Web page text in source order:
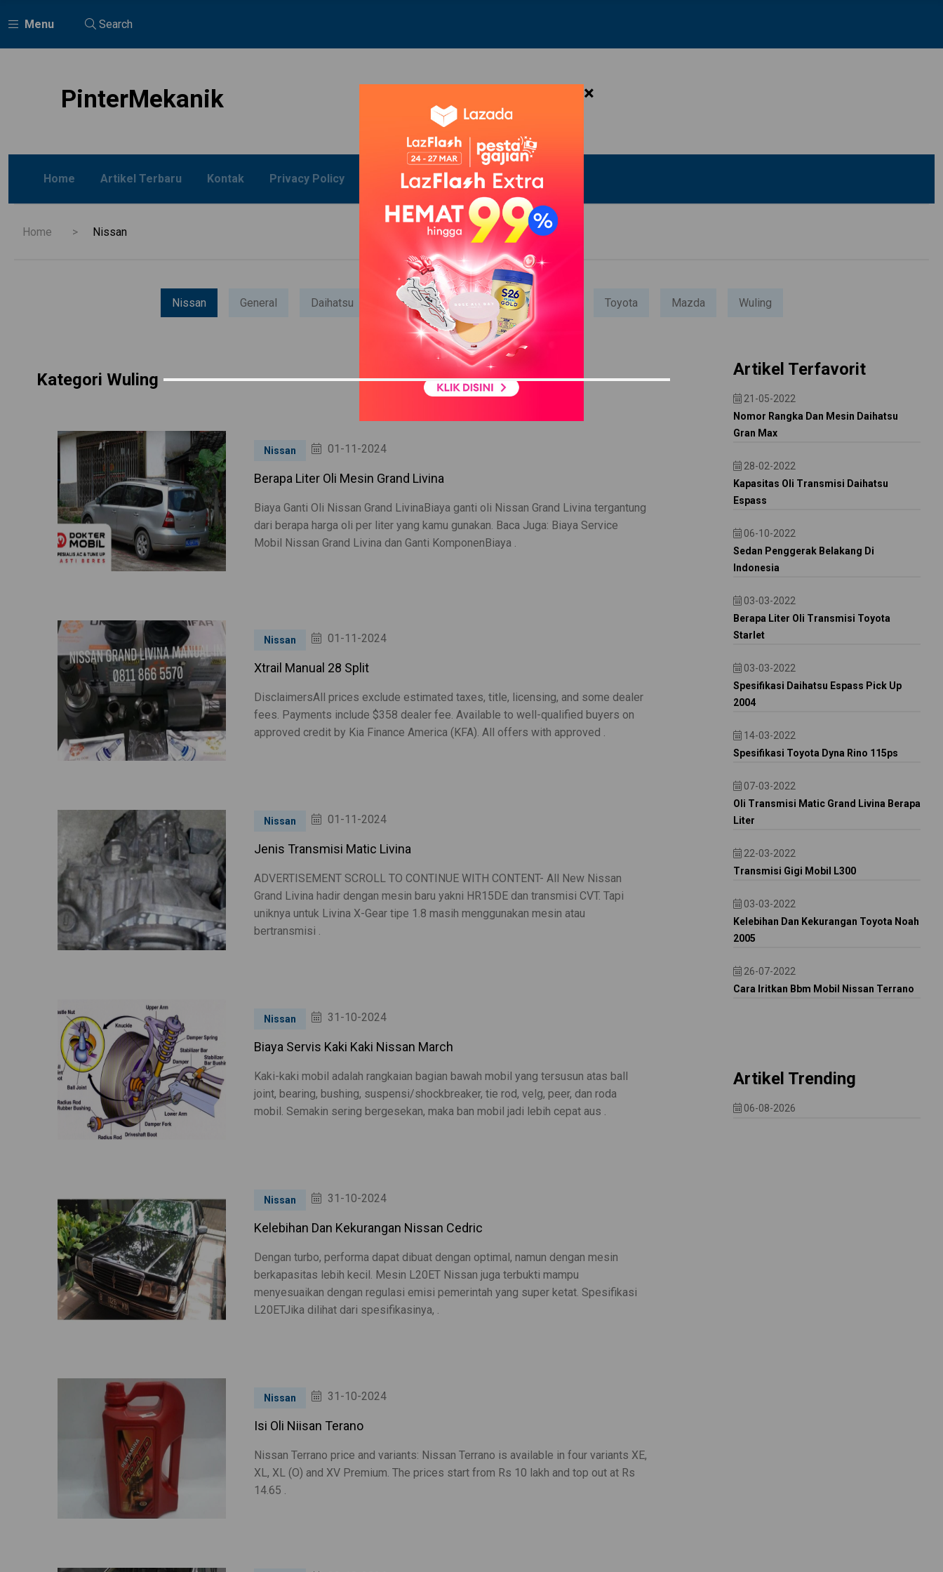
Menu Search
PinterMekanik
Home Artikel Terbaru Kontak Privacy Policy
Home Nissan
Nissan General Daihatsu Mitsubishi Honda Toyota Mazda Wuling
Kategori Wuling
Nissan 01-11-2024
Berapa Liter Oli Mesin Grand Livina
Biaya Ganti Oli Nissan Grand LivinaBiaya ganti oli Nissan Grand Livina tergantung
dari berapa harga oli per liter yang kamu gunakan. Baca Juga: Biaya Service
Mobil Nissan Grand Livina dan Ganti KomponenBiaya .
Nissan 01-11-2024
Xtrail Manual 28 Split
DisclaimersAll prices exclude estimated taxes, title, licensing, and some dealer
fees. Payments include $358 dealer fee. Available to well-qualified buyers on
approved credit by Kia Finance America (KFA). All offers with approved .
Nissan 01-11-2024
Jenis Transmisi Matic Livina
ADVERTISEMENT SCROLL TO CONTINUE WITH CONTENT- All New Nissan
Grand Livina hadir dengan mesin baru yakni HR15DE dan transmisi CVT. Tapi
uniknya untuk Livina X-Gear tipe 1.8 masih menggunakan mesin atau
bertransmisi .
Nissan 31-10-2024
Biaya Servis Kaki Kaki Nissan March
Kaki-kaki mobil adalah rangkaian bagian bawah mobil yang tersusun atas ball
joint, bearing, bushing, suspensi/shockbreaker, tie rod, velg, peer, dan roda
mobil. Semakin sering bergesekan, maka ban mobil jadi lebih cepat aus .
Nissan 31-10-2024
Kelebihan Dan Kekurangan Nissan Cedric
Dengan turbo, performa dapat dibuat dengan optimal, namun dengan mesin
berkapasitas lebih kecil. Mesin L20ET Nissan juga terbukti mampu
menyesuaikan dengan regulasi emisi pemerintah yang super ketat. Spesifikasi
L20ETJika dilihat dari spesifikasinya, .
Nissan 31-10-2024
Isi Oli Niisan Terano
Nissan Terrano price and variants: Nissan Terrano is available in four variants XE,
XL, XL (O) and XV Premium. The prices start from Rs 10 lakh and top out at Rs
14.65 .
Artikel Terfavorit
21-05-2022
Nomor Rangka Dan Mesin Daihatsu
Gran Max
28-02-2022
Kapasitas Oli Transmisi Daihatsu
Espass
06-10-2022
Sedan Penggerak Belakang Di
Indonesia
03-03-2022
Berapa Liter Oli Transmisi Toyota
Starlet
03-03-2022
Spesifikasi Daihatsu Espass Pick Up
2004
14-03-2022
Spesifikasi Toyota Dyna Rino 115ps
07-03-2022
Oli Transmisi Matic Grand Livina Berapa
Liter
22-03-2022
Transmisi Gigi Mobil L300
03-03-2022
Kelebihan Dan Kekurangan Toyota Noah
2005
26-07-2022
Cara Iritkan Bbm Mobil Nissan Terrano
Artikel Trending
06-08-2026
×